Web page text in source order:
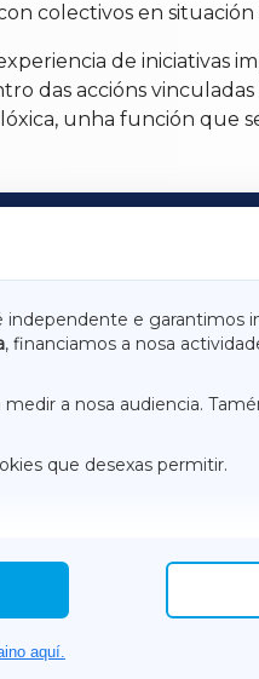
colectivos en
de iniciativas
das accións
unha función que
e garantimos
, financiamos a nosa
medir a nosa audiencia.
que desexas permitir.
aquí.
HEMEROTECA